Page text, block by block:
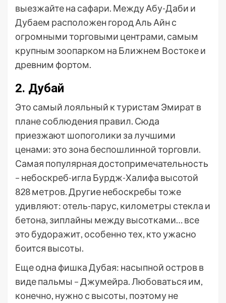
выезжайте на сафари. Между Абу-Даби и
Дубаем расположен город Аль Айн с
огромными торговыми центрами, самым
крупным зоопарком на Ближнем Востоке и
древним фортом.
2. Дубай
Это самый лояльный к туристам Эмират в
плане соблюдения правил. Сюда
приезжают шопоголики за лучшими
ценами: это зона беспошлинной торговли.
Самая популярная достопримечательность
– небоскреб-игла Бурдж-Халифа высотой
828 метров. Другие небоскребы тоже
удивляют: отель-парус, километры стекла и
бетона, зиплайны между высотками… все
это будоражит, особенно тех, кто ужасно
боится высоты.
Еще одна фишка Дубая: насыпной остров в
виде пальмы – Джумейра. Любоваться им,
конечно, нужно с высоты, поэтому не